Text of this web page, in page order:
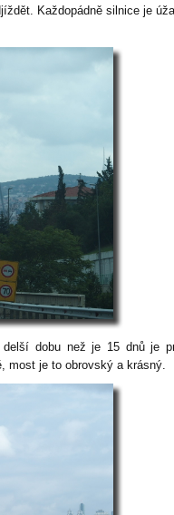
Každopádně silnice je
dobu než je 15 dnů je
most je to obrovský a krásný.